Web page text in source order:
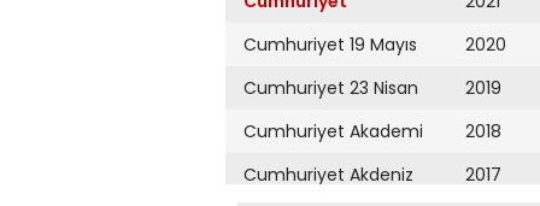
Cumhuriyet 19 Mayıs
Cumhuriyet 23 Nisan
Cumhuriyet Akademi
Cumhuriyet Akdeniz
2020
2019
2018
2017